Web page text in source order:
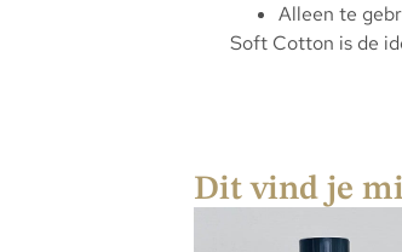
Alleen te
Soft Cotton is de
Dit vind je